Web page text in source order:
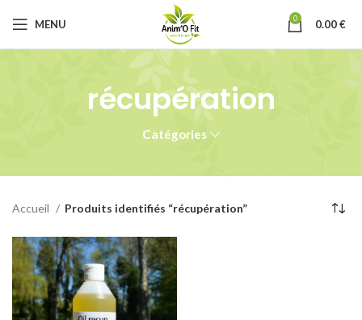
MENU 0 0.00€
récupération
Catégories
Accueil Produits identifiés “récupération”